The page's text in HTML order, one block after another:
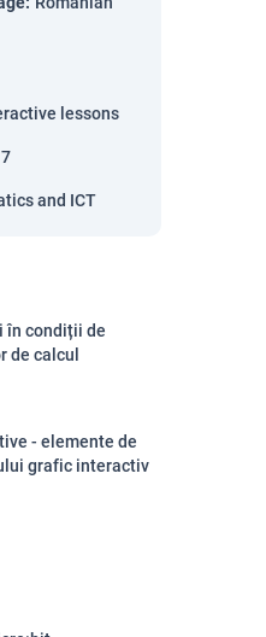
lessons
and ICT
în condiții de
de calcul
- elemente de
grafic interactiv